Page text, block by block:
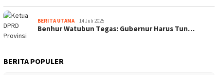
BERITA UTAMA 14 Juli 2025
Benhur Watubun Tegas: Gubernur Harus Tun…
BERITA POPULER